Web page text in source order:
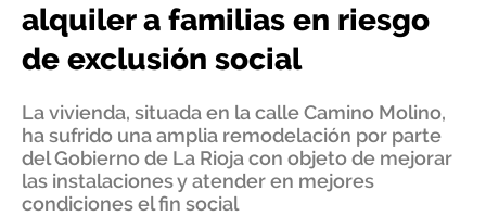
alquiler a familias en riesgo
de exclusión social
La vivienda, situada en la calle Camino Molino,
ha sufrido una amplia remodelación por parte
del Gobierno de La Rioja con objeto de mejorar
las instalaciones y atender en mejores
condiciones el fin social